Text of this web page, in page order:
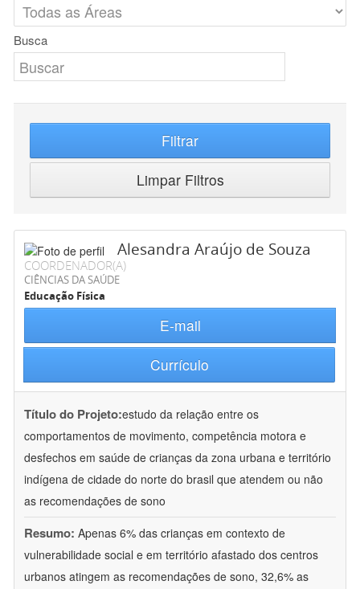
Busca
Filtrar
Limpar Filtros
Alesandra Araújo de Souza
COORDENADOR(A)
CIÊNCIAS DA SAÚDE
Educação Física
E-mail
Currículo
Título do Projeto:estudo da relação entre os
comportamentos de movimento, competência motora e
desfechos em saúde de crianças da zona urbana e território
indígena de cidade do norte do brasil que atendem ou não
as recomendações de sono
Resumo: Apenas 6% das crianças em contexto de
vulnerabilidade social e em território afastado dos centros
urbanos atingem as recomendações de sono, 32,6% as